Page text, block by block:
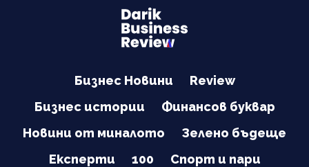
Бизнес Новини
Review
Бизнес истории
Финансов буквар
Новини от миналото
Зелено бъдеще
Експерти
100
Спорт и пари